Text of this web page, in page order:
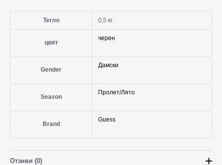
Тегло 0,5 кг
цвят
черен
Gender
Дамски
Season
Пролет/Лято
Brand
Guess
Отзиви (0)